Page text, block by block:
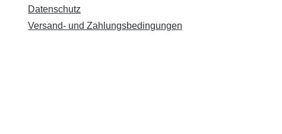
Datenschutz
Versand- und Zahlungsbedingungen